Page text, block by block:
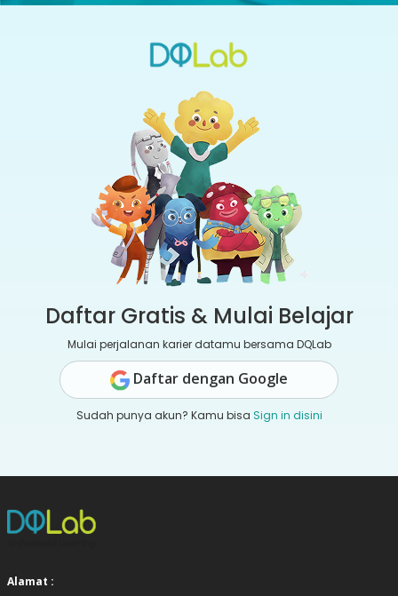
Daftar Gratis & Mulai Belajar
Mulai perjalanan karier datamu bersama DQLab
Daftar dengan Google
Sudah punya akun? Kamu bisa Sign in disini
Alamat :